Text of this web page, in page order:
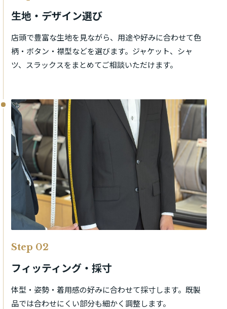
生地・デザイン選び
店頭で豊富な生地を見ながら、用途や好みに合わせて色
柄・ボタン・襟型などを選びます。ジャケット、シャ
ツ、スラックスをまとめてご相談いただけます。
Step 02
フィッティング・採寸
体型・姿勢・着用感の好みに合わせて採寸します。既製
品では合わせにくい部分も細かく調整します。